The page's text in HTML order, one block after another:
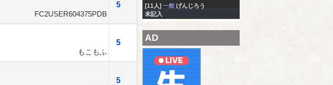
5
FC2USER604375PDB
5
もこもふ
5
[11人] 一般 げんじろう
未記入
AD